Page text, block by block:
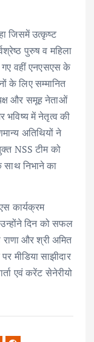
जिसमें उत्कृष्ट
पुरुष व महिला
गए वहीं एनएसएस के
के लिए सम्मानित
और समूह नेताओं
भविष्य में नेतृत्व की
अतिथियों ने
NSS टीम को
साथ निभाने का
कार्यक्रम
दिन को सफल
और श्री अमित
मीडिया साझीदार
एवं करेंट सेनेरीयो